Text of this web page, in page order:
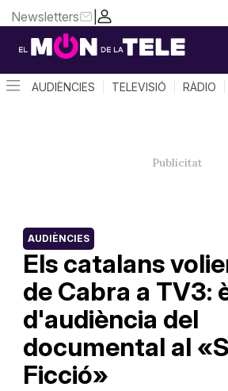
|
Newsletters
AUDIÈNCIES TELEVISIÓ RÀDIO
Els catalans
de Cabra a TV3:
d'audiència del
documental al
Ficció»
AUDIÈNCIES